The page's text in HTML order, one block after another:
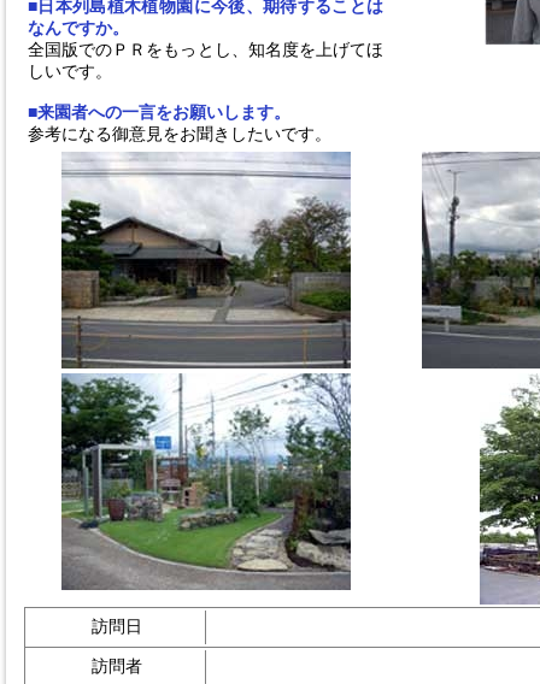
■日本列島植木植物園に今後、期待することは
なんですか。
全国版でのＰＲをもっとし、知名度を上げてほ
しいです。
■来園者への一言をお願いします。
参考になる御意見をお聞きしたいです。
訪問日
訪問者